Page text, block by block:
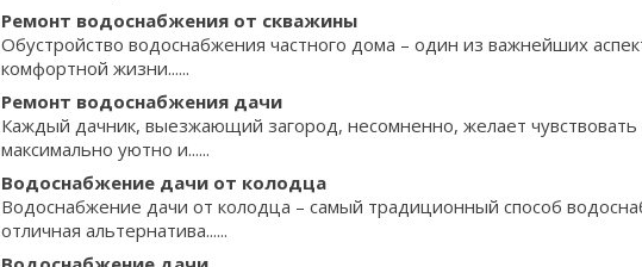
Ремонт водоснабжения от скважины
Обустройство водоснабжения частного дома – один из важнейших
комфортной жизни......
Ремонт водоснабжения дачи
Каждый дачник, выезжающий загород, несомненно, желает чувствовать
максимально уютно и......
Водоснабжение дачи от колодца
Водоснабжение дачи от колодца – самый традиционный способ
отличная альтернатива......